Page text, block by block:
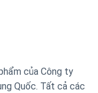
của Công ty
Quốc. Tất cả các